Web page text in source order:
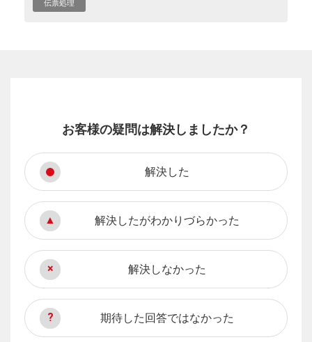
伝票処理
お客様の疑問は解決しましたか？
解決した
解決したがわかりづらかった
解決しなかった
期待した回答ではなかった